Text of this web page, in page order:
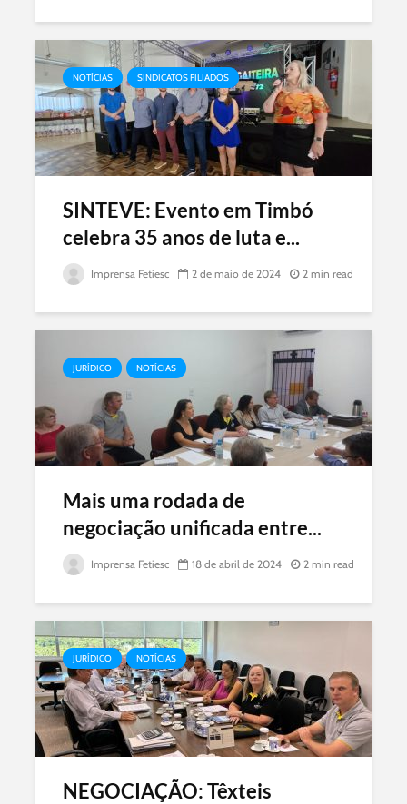
NOTÍCIAS SINDICATOS FILIADOS
SINTEVE: Evento em Timbó
celebra 35 anos de luta e...
Imprensa Fetiesc 2 de maio de 2024 2 min read
JURÍDICO NOTÍCIAS
Mais uma rodada de
negociação unificada entre...
Imprensa Fetiesc 18 de abril de 2024 2 min read
JURÍDICO NOTÍCIAS
NEGOCIAÇÃO: Têxteis